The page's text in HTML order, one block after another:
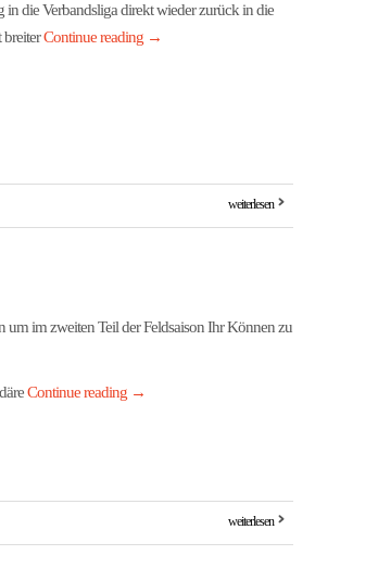
in die Verbandsliga direkt wieder zurück in die
breiterContinue reading →
weiterlesen
um im zweiten Teil der Feldsaison Ihr Können zu
Continue reading →
weiterlesen